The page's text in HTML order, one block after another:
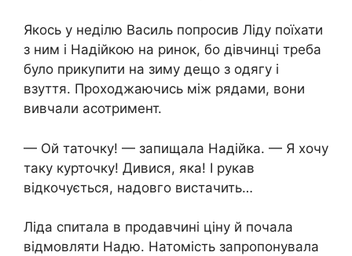
Якось у неділю Василь попросив Ліду поїхати
з ним і Надійкою на ринок, бо дівчинці треба
було прикупити на зиму дещо з одягу і
взуття. Проходжаючись між рядами, вони
вивчали асотримент.
— Ой таточку! — запищала Надійка. — Я хочу
таку курточку! Дивися, яка! І рукав
відкочується, надовго вистачить…
Ліда спитала в продавчині ціну й почала
відмовляти Надю. Натомість запропонувала